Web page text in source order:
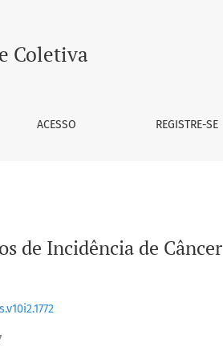
Coletiva
ACESSO REGISTRE-SE
de Incidência de Câncer